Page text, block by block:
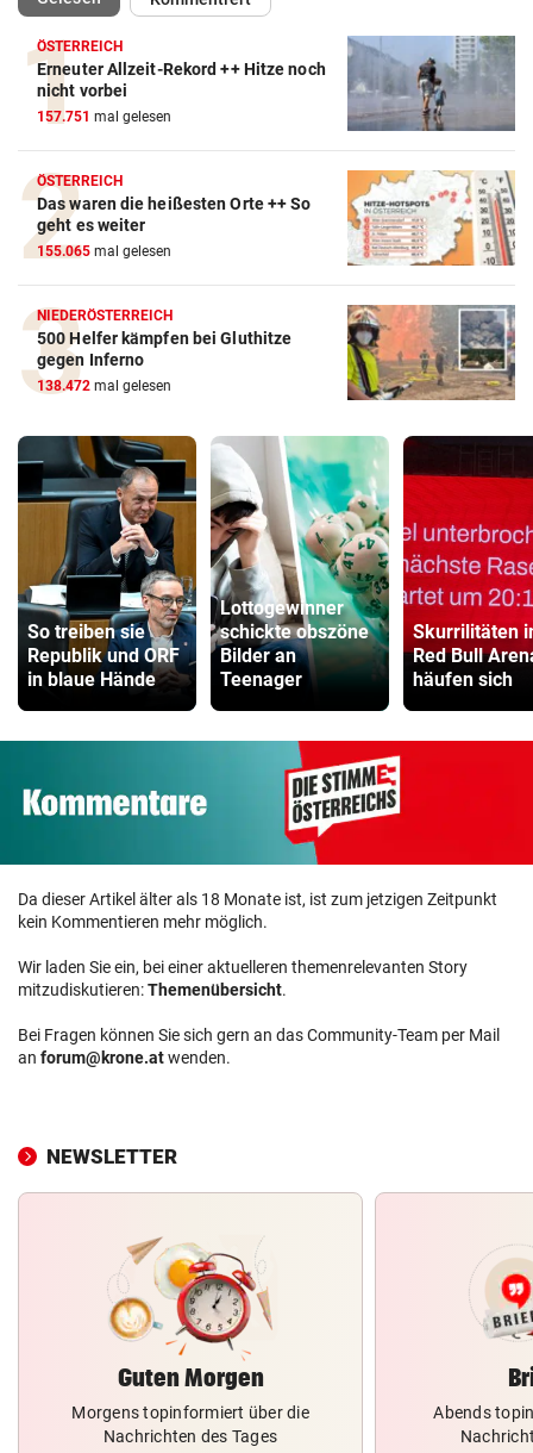
ÖSTERREICH
Erneuter Allzeit-Rekord ++ Hitze noch
nicht vorbei
157.751 mal gelesen
ÖSTERREICH
Das waren die heißesten Orte ++ So
geht es weiter
155.065 mal gelesen
NIEDERÖSTERREICH
500 Helfer kämpfen bei Gluthitze
gegen Inferno
138.472 mal gelesen
So treiben sie
Republik und ORF
in blaue Hände
Lottogewinner
schickte obszöne
Bilder an
Teenager
Skurrilitäten
Red Bull
häufen sich
Da dieser Artikel älter als 18 Monate ist, ist zum jetzigen Zeitpunkt
kein Kommentieren mehr möglich.
Wir laden Sie ein, bei einer aktuelleren themenrelevanten Story
mitzudiskutieren:Themenübersicht.
Bei Fragen können Sie sich gern an das Community-Team per Mail
an forum@krone.atwenden.
NEWSLETTER
Guten Morgen
Morgens topinformiert über die
Nachrichten des Tages
Abends